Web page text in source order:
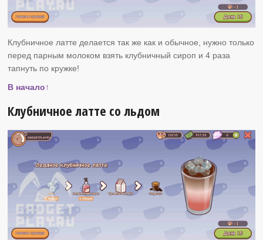
Клубничное латте делается так же как и обычное, нужно только
перед парным молоком взять клубничный сироп и 4 раза
тапнуть по кружке!
В начало↑
Клубничное латте со льдом